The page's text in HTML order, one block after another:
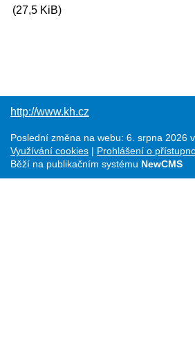
(27,5 KiB)
http://www.kh.cz
Poslední změna na webu: 6. srpna 2026
Využívání cookies
Prohlášení o
Běží na publikačním systému NewCMS